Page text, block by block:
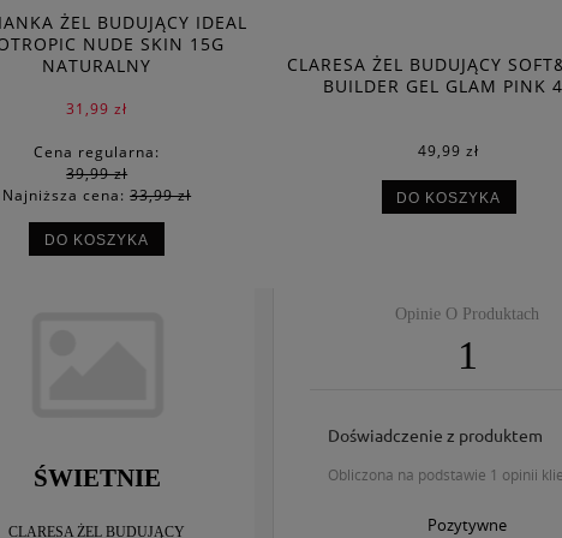
ŻEL BUDUJĄCY IDEAL
NUDE SKIN 15G
NATURALNY
31,99 zł
Cena regularna:
39,99 zł
Najniższa cena:33,99 zł
DO KOSZYKA
CLARESA ŻEL BUDUJĄCY
BUILDER GEL GLAM PINK
49,99 zł
DO KOSZYKA
ŚWIETNIE
CLARESA ŻEL BUDUJĄCY
Opinie O Produktach
1
Doświadczenie z produktem
obliczona na podstawie 1 opinii
Pozytywne